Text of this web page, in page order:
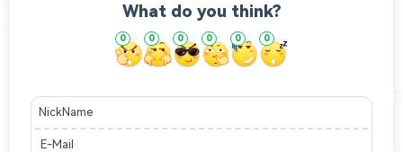
What do you think?
0 0 0 0 0 0
NickName
E-Mail